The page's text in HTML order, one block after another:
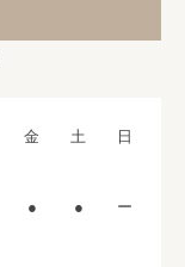
金 土 日
● ● ー